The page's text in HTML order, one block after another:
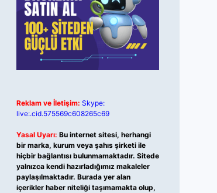
Reklam ve İletişim: Skype:
live:.cid.575569c608265c69
Yasal Uyarı: Bu internet sitesi, herhangi
bir marka, kurum veya şahıs şirketi ile
hiçbir bağlantısı bulunmamaktadır. Sitede
yalnızca kendi hazırladığımız makaleler
paylaşılmaktadır. Burada yer alan
içerikler haber niteliği taşımamakta olup,